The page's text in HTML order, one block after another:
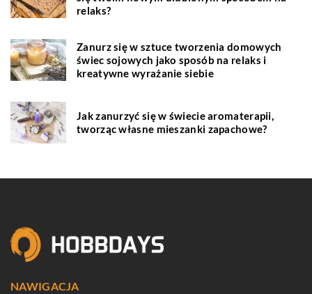
relaks?
Zanurz się w sztuce tworzenia domowych
świec sojowych jako sposób na relaks i
kreatywne wyrażanie siebie
Jak zanurzyć się w świecie aromaterapii,
tworząc własne mieszanki zapachowe?
NAWIGACJA